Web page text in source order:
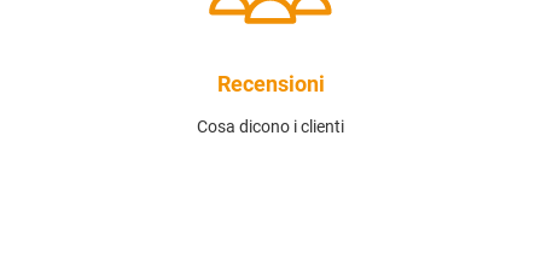
Recensioni
Cosa dicono i clienti